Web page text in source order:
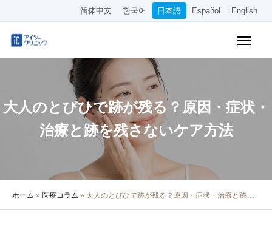
简体中文 한국어 日本語 Español English
大人のとびひで跡が残る？原因・症状・
治療と跡を残さないケア方法
ホーム » 医療コラム » 大人のとびひで跡が残る？原因・症状・治療と跡を残さないケア方法
アクセス
クリニック紹介
院長・医師の紹介